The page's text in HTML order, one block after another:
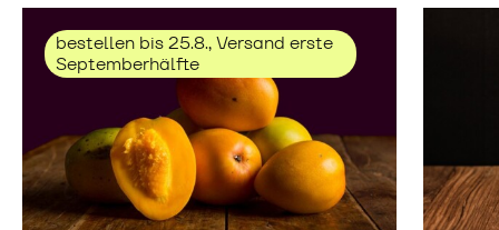
bestellen bis 25.8., Versand erste
Septemberhälfte